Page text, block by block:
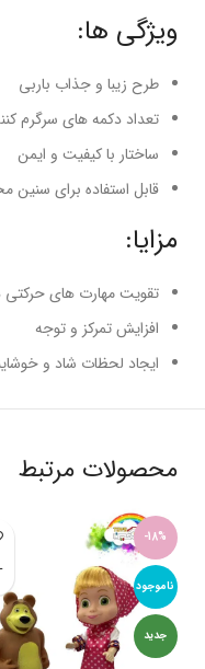
ویژگی ها:
طرح زیبا و جذاب باربی
تعداد دکمه های سرگرم
ساختار با کیفیت و ایمن
قابل استفاده برای سنین
مزایا:
تقویت مهارت های
افزایش تمرکز و توجه
ایجاد لحظات شاد و
محصولات مرتبط
-18%
ناموجود
جدید